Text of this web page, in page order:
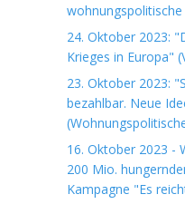
24. Oktober 2023:
Krieges in Europa"
23. Oktober 2023:
bezahlbar. Neue
16. Oktober 2023 -
200 Mio.
Kampagne "Es